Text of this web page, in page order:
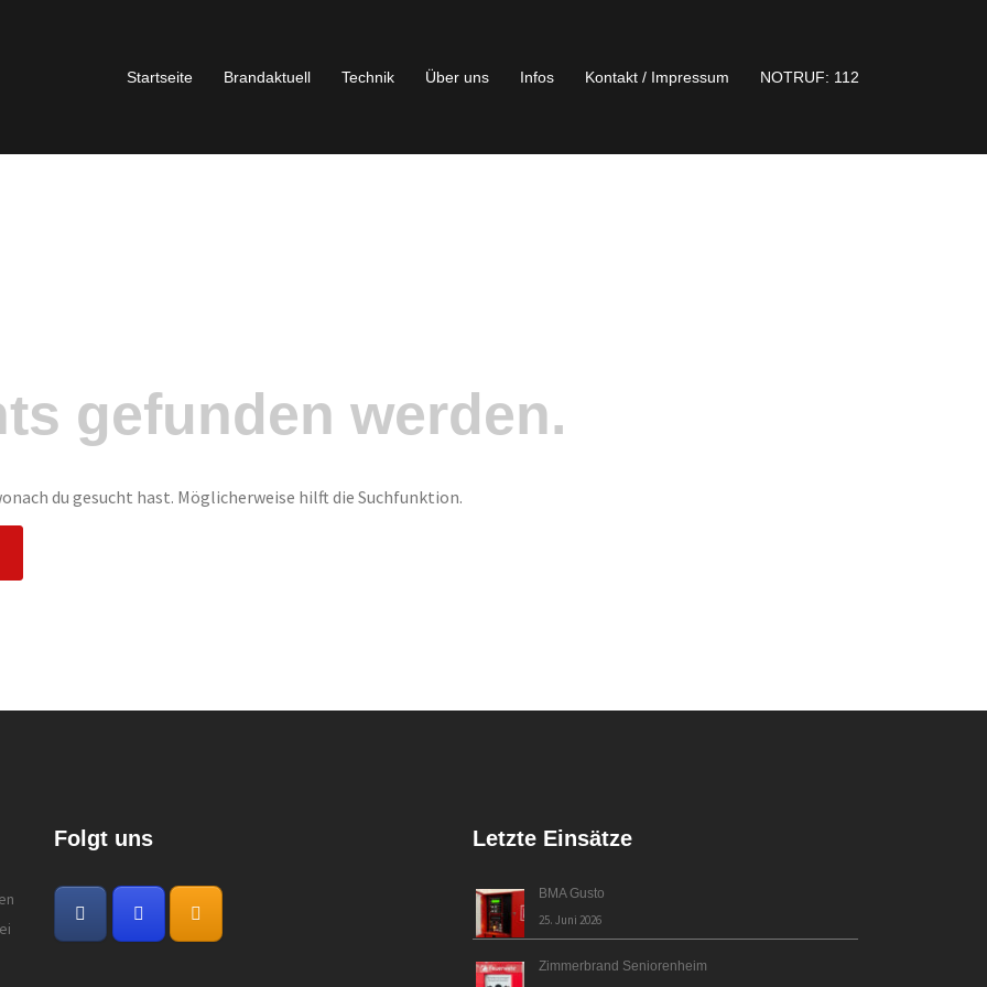
Startseite Brandaktuell Technik Über uns Infos Kontakt / Impressum NOTRUF: 112
gefunden werden.
du gesucht hast. Möglicherweise hilft die Suchfunktion.
Folgt uns Letzte Einsätze
BMA Gusto
25. Juni 2026
Zimmerbrand Seniorenheim